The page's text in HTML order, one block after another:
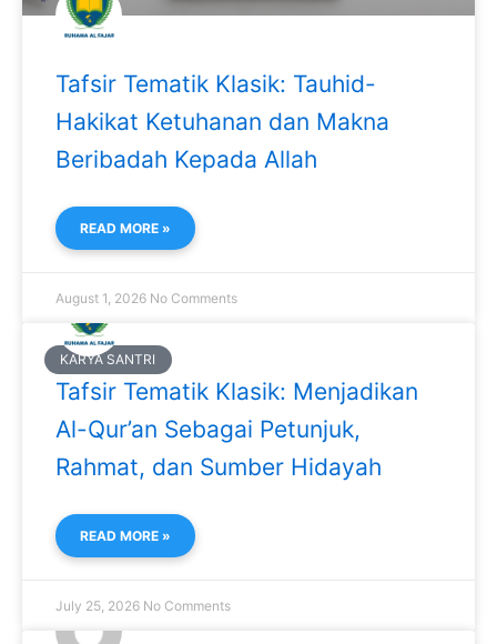
Tafsir Tematik Klasik: Tauhid-
Hakikat Ketuhanan dan Makna
Beribadah Kepada Allah
READ MORE »
August 1, 2026 No Comments
KARYA SANTRI
Tafsir Tematik Klasik: Menjadikan
Al-Qur’an Sebagai Petunjuk,
Rahmat, dan Sumber Hidayah
READ MORE »
July 25, 2026 No Comments